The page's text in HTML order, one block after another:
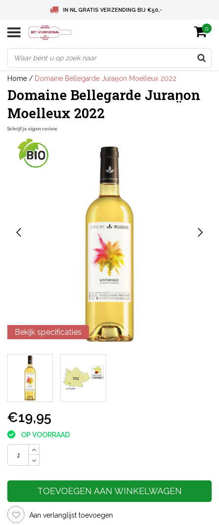
IN NL GRATIS VERZENDING BIJ €50,-
BELGIE GRATIS VERZENDING BIJ € 75
DEUTSCHLAND VERSANDKOSTENFREI AB € 75
0
Home / Domaine Bellegarde Juran̤on Moelleux 2022
Domaine Bellegarde Juran̤on
Moelleux 2022
Schrijf je eigen review
Bekijk specificaties
€19,95
OP VOORRAAD
TOEVOEGEN AAN WINKELWAGEN
Aan verlanglijst toevoegen